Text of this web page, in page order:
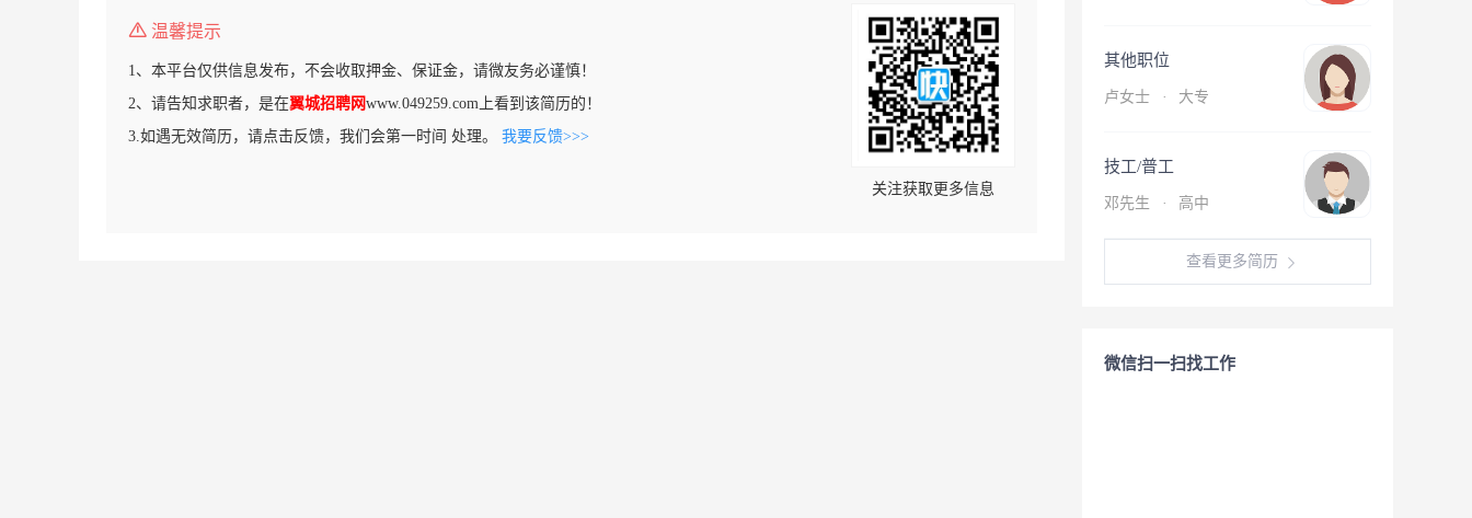
温馨提示
1、本平台仅供信息发布，不会收取押金、保证金，请微友务必谨慎！
2、请告知求职者，是在翼城招聘网www.049259.com上看到该简历的！
3.如遇无效简历，请点击反馈，我们会第一时间 处理。 我要反馈>>>
关注获取更多信息
其他职位
卢女士 · 大专
技工/普工
邓先生 · 高中
查看更多简历
微信扫一扫找工作